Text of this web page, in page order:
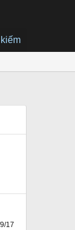
17